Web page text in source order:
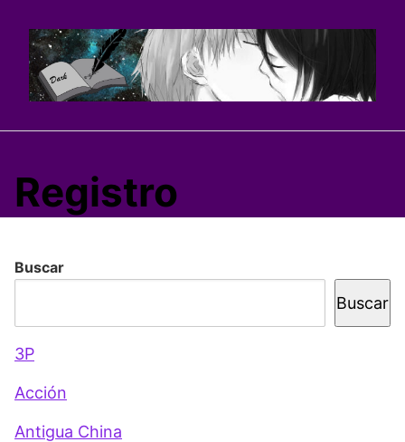
contenido
Registro
Buscar
Buscar
3P
Acción
Antigua China